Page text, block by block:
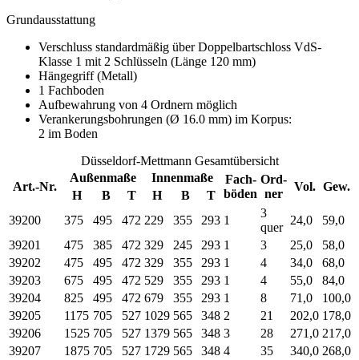
Grundausstattung
Verschluss standardmäßig über Doppelbartschloss VdS-
Klasse 1 mit 2 Schlüsseln (Länge 120 mm)
Hängegriff (Metall)
1 Fachboden
Aufbewahrung von 4 Ordnern möglich
Verankerungsbohrungen (Ø 16.0 mm) im Korpus:
2 im Boden
Düsseldorf-Mettmann Gesamtübersicht
Art.-Nr.
Außenmaße Innenmaße
Fach-
böden
Ord-
ner
Vol. Gew.
H B T H B
T
39200
375 495 472 229 355 293 1
3
quer
24,0
59,0
39201
475 385 472 329 245 293 1 3 25,0
58,0
39202
475 495 472 329 355 293 1 4 34,0
68,0
39203
675 495 472 529 355 293 1 4 55,0
84,0
39204
825 495 472 679 355 293 1 8 71,0
100,0
39205
1175 705 527 1029 565 348 2 21 202,0 178,0
39206
1525 705 527 1379 565 348 3 28 271,0 217,0
39207
1875 705 527 1729 565 348 4 35 340,0 268,0